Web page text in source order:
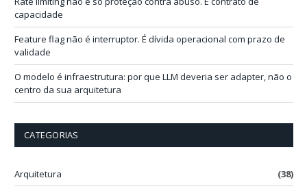
capacidade
Feature flag não é interruptor. É dívida operacional com prazo de
validade
O modelo é infraestrutura: por que LLM deveria ser adapter, não o
centro da sua arquitetura
CATEGORIAS
Arquitetura
(38)